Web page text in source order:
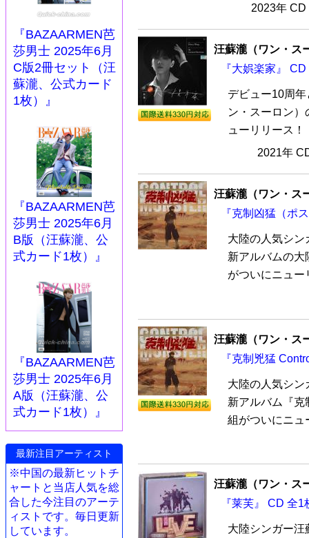
『BAZAARMEN芭
莎男士 2025年6月
C版2冊セット（汪
蘇瀧、公式カード
1枚）』
『BAZAARMEN芭
莎男士 2025年6月
B版（汪蘇瀧、公
式カード1枚）』
『BAZAARMEN芭
莎男士 2025年6月
A版（汪蘇瀧、公
式カード1枚）』
最新注目アーティスト
※中国の最新ヒットチ
ャートと当店人気を総
合した今注目のアーテ
ィストです。毎日更新
しています。
2023年
汪蘇瀧（ワン・ス
『大娯楽家』
デビュー10周
ン・スーロン
ューリリース
2021年
汪蘇瀧（ワン・ス
『克制凶猛（ポ
大陸の人気シ
新アルバムの大
がついにニュー
汪蘇瀧（ワン・ス
『克制兇猛
大陸の人気シ
新アルバム『克
組がついにニュ
汪蘇瀧（ワン・ス
『莱芙』 CD 全1
大陸シンガー汪